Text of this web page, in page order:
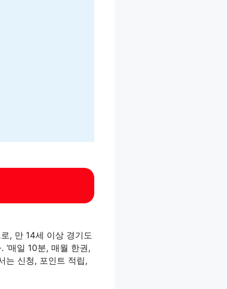
, 만 14세 이상 경기도
매일 10분, 매월 한권,
는 신청, 포인트 적립,